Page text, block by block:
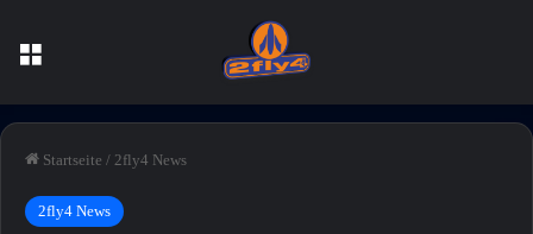
Startseite / 2fly4 News
2fly4 News